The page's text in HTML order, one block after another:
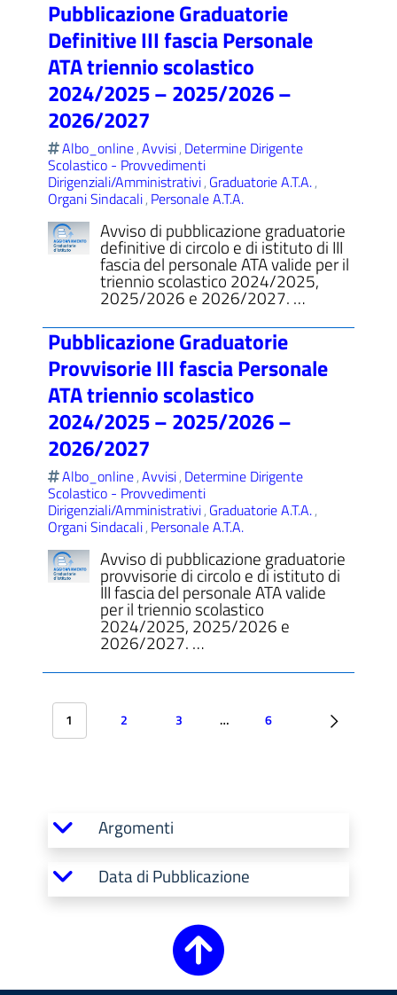
Pubblicazione Graduatorie
Definitive III fascia Personale
ATA triennio scolastico
2024/2025 – 2025/2026 –
2026/2027
Albo_online,Avvisi, Determine Dirigente
Scolastico - Provvedimenti
Dirigenziali/Amministrativi, Graduatorie A.T.A.,
Organi Sindacali, Personale A.T.A.
Avviso di pubblicazione graduatorie
definitive di circolo e di istituto di III
fascia del personale ATA valide per il
triennio scolastico 2024/2025,
2025/2026 e 2026/2027. …
Pubblicazione Graduatorie
Provvisorie III fascia Personale
ATA triennio scolastico
2024/2025 – 2025/2026 –
2026/2027
Albo_online,Avvisi, Determine Dirigente
Scolastico - Provvedimenti
Dirigenziali/Amministrativi, Graduatorie A.T.A.,
Organi Sindacali, Personale A.T.A.
Avviso di pubblicazione graduatorie
provvisorie di circolo e di istituto di
III fascia del personale ATA valide
per il triennio scolastico
2024/2025, 2025/2026 e
2026/2027. …
1 2 3 … 6
Argomenti
Data di Pubblicazione